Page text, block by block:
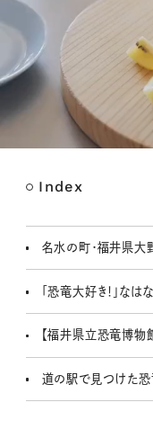
Index
名水の町・福井県大
「恐竜大好き！」な
【福井県立恐竜博物
道の駅で見つけた